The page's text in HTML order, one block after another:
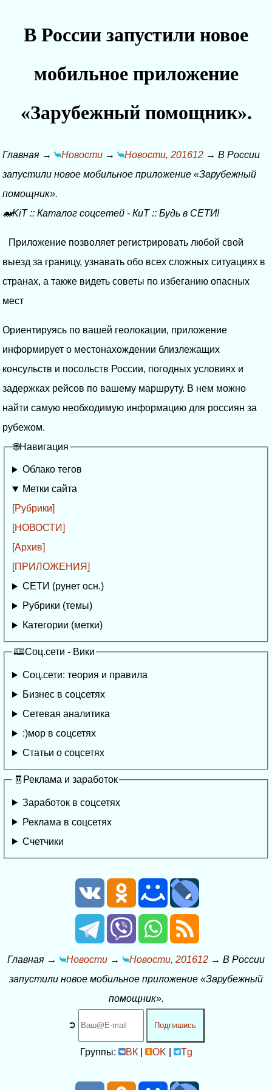
В России запустили новое
мобильное приложение
«Зарубежный помощник».
Главная → Новости → Новости, 201612 → В России
запустили новое мобильное приложение «Зарубежный
помощник».
🐋KiT:: Каталог соцсетей - КиТ:: Будь в СЕТИ!
Приложение позволяет регистрировать любой свой
выезд за границу, узнавать обо всех сложных ситуациях в
странах, а также видеть советы по избеганию опасных
мест
Ориентируясь по вашей геолокации, приложение
информирует о местонахождении близлежащих
консульств и посольств России, погодных условиях и
задержках рейсов по вашему маршруту. В нем можно
найти самую необходимую информацию для россиян за
рубежом.
🌐Навигация
Облако тегов
Метки сайта
[Рубрики]
[НОВОСТИ]
[Архив]
[ПРИЛОЖЕНИЯ]
СЕТИ (рунет осн.)
Рубрики (темы)
Категории (метки)
🕮Соц.сети - Вики
Соц.сети: теория и правила
Бизнес в соцсетях
Сетевая аналитика
:)мор в соцсетях
Статьи о соцсетях
🧾Реклама и заработок
Заработок в соцсетях
Реклама в соцсетях
Счетчики
Главная → Новости → Новости, 201612 → В России
запустили новое мобильное приложение «Зарубежный
помощник».
➲ Подпишись
Группы: ВК| OK Tg